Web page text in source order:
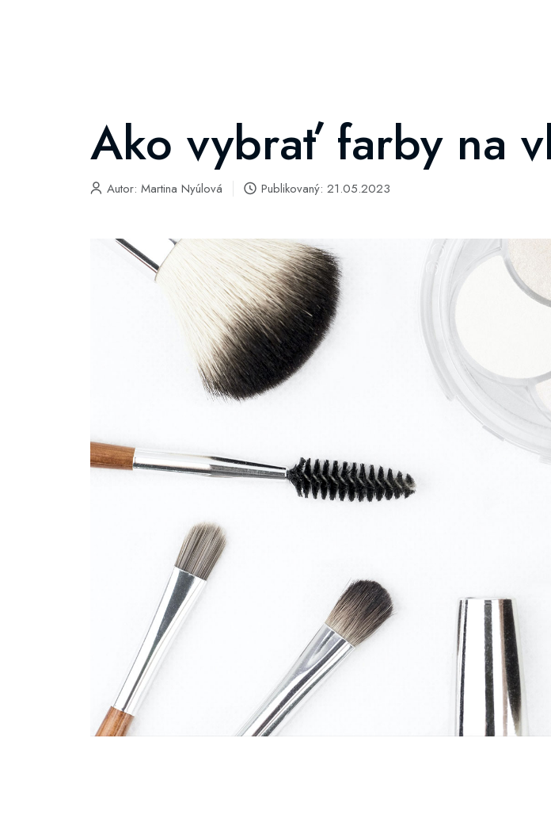
Ako vybrať farby na
Autor: Martina Nyúlová Publikovaný: 21.05.2023